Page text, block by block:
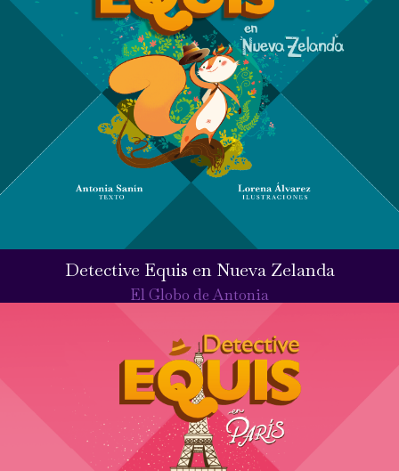
Detective Equis en Nueva Zelanda
El Globo de Antonia